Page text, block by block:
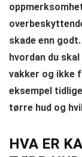
skade enn
hvordan du
vakker og ikke
eksempel
tørre hud og
HVA ER